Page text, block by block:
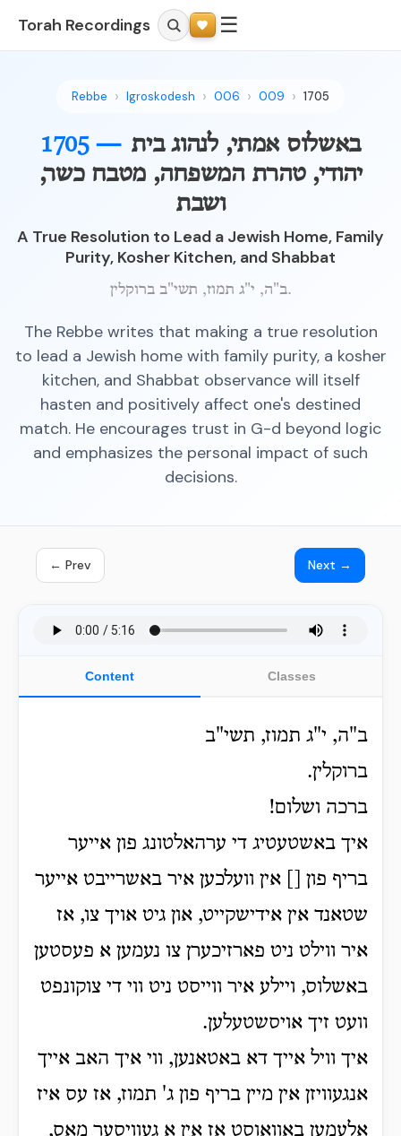
Torah Recordings ☰
Rebbe Igroskodesh 006 009 1705
1705 — באשלוס אמתי, לנהוג בית
יהודי, טהרת המשפחה, מטבח כשר,
ושבת
A True Resolution to Lead a Jewish Home, Family
Purity, Kosher Kitchen, and Shabbat
ב"ה, י"ג תמוז, תשי"ב ברוקלין.
The Rebbe writes that making a true resolution
to lead a Jewish home with family purity, a kosher
kitchen, and Shabbat observance will itself
hasten and positively affect one's destined
match. He encourages trust in G-d beyond logic
and emphasizes the personal impact of such
decisions.
← Prev Next →
Content Classes
ב"ה, י"ג תמוז, תשי"ב
ברוקלין.
ברכה ושלום!
איך באשטעטיג די ערהאלטונג פון אייער
בריף פון [] אין וועלכען איר באשרייבט אייער
שטאנד אין אידישקייט, און גיט אויך צו, אז
איר ווילט ניט פארזיכערן צו נעמען א פעסטען
באשלוס, ויילע איר ווייסט ניט ווי די צוקונפט
וועט זיך אויסשטעלען.
איך וויל אייך דא באטאנען, ווי איך האב אייך
אנגעוויזן אין מיין בריף פון ג' תמוז, אז עס איז
אלעמען באוואוסט אז אין א געוויסער מאס,